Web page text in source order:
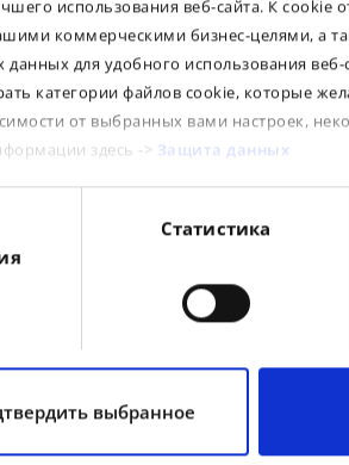
использования веб-сайта. К cookie
коммерческими бизнес-целями, а
для удобного использования
категории файлов cookie, которые
от выбранных вами настроек,
здесь -> Защита данных
Статистика
выбранное
"0" in the stock column
please contact our
goods are on their way
in the near
to bring them from